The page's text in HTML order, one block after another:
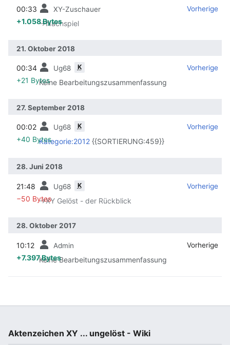
Vorherige
00:33 XY-Zuschauer
+1.058 Bytes
→‎Nachspiel
21. Oktober 2018
Vorherige
00:34 Ug68 K
+21 BytesKeine Bearbeitungszusammenfassung
27. September 2018
Vorherige
00:02 Ug68 K
+40 BytesKategorie:2012 {{SORTIERUNG:459}}
28. Juni 2018
Vorherige
21:48 Ug68 K
−50 Bytes→‎XY Gelöst - der Rückblick
28. Oktober 2017
Vorherige
10:12 Admin
+7.397 BytesKeine Bearbeitungszusammenfassung
Aktenzeichen XY ... ungelöst - Wiki